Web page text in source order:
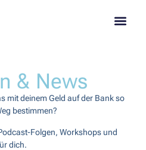
& News
mit deinem Geld auf der Bank so
bestimmen?
Folgen, Workshops und
dich.